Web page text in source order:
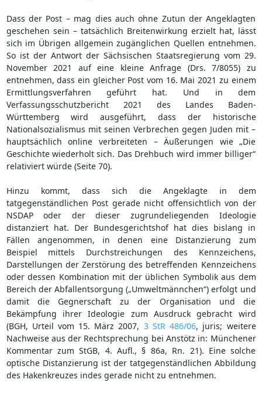
Dass der Post – mag dies auch ohne Zutun der Angeklagten
geschehen sein – tatsächlich Breitenwirkung erzielt hat, lässt
sich im Übrigen allgemein zugänglichen Quellen entnehmen.
So ist der Antwort der Sächsischen Staatsregierung vom 29.
November 2021 auf eine kleine Anfrage (Drs. 7/8055) zu
entnehmen, dass ein gleicher Post vom 16. Mai 2021 zu einem
Ermittlungsverfahren geführt hat. Und in dem
Verfassungsschutzbericht 2021 des Landes Baden-
Württemberg wird ausgeführt, dass der historische
Nationalsozialismus mit seinen Verbrechen gegen Juden mit –
hauptsächlich online verbreiteten – Äußerungen wie „Die
Geschichte wiederholt sich. Das Drehbuch wird immer billiger“
relativiert würde (Seite 70).
Hinzu kommt, dass sich die Angeklagte in dem
tatgegenständlichen Post gerade nicht offensichtlich von der
NSDAP oder der dieser zugrundeliegenden Ideologie
distanziert hat. Der Bundesgerichtshof hat dies bislang in
Fällen angenommen, in denen eine Distanzierung zum
Beispiel mittels Durchstreichungen des Kennzeichens,
Darstellungen der Zerstörung des betreffenden Kennzeichens
oder dessen Kombination mit der üblichen Symbolik aus dem
Bereich der Abfallentsorgung („Umweltmännchen“) erfolgt und
damit die Gegnerschaft zu der Organisation und die
Bekämpfung ihrer Ideologie zum Ausdruck gebracht wird
(BGH, Urteil vom 15. März 2007, 3 StR 486/06, juris; weitere
Nachweise aus der Rechtsprechung bei Anstötz in: Münchener
Kommentar zum StGB, 4. Aufl., § 86a, Rn. 21). Eine solche
optische Distanzierung ist der tatgegenständlichen Abbildung
des Hakenkreuzes indes gerade nicht zu entnehmen.